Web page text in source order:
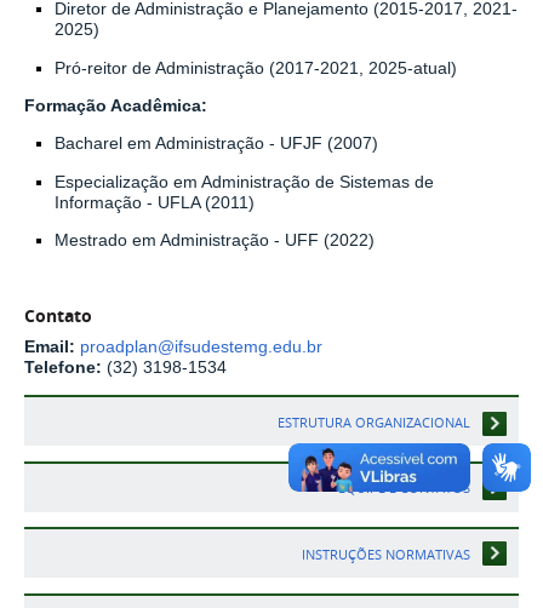
Diretor de Administração e Planejamento(2015-2017, 2021-
2025)
Pró-reitor de Administração(2017-2021, 2025-atual)
Formação Acadêmica:
Bacharel em Administração- UFJF (2007)
Especialização em Administração de Sistemas de
Informação- UFLA (2011)
Mestrado em Administração- UFF (2022)
Contato
Email: proadplan@ifsudestemg.edu.br
Telefone: (32) 3198-1534
ESTRUTURA ORGANIZACIONAL
EQUIPE E CONTATOS
INSTRUÇÕES NORMATIVAS